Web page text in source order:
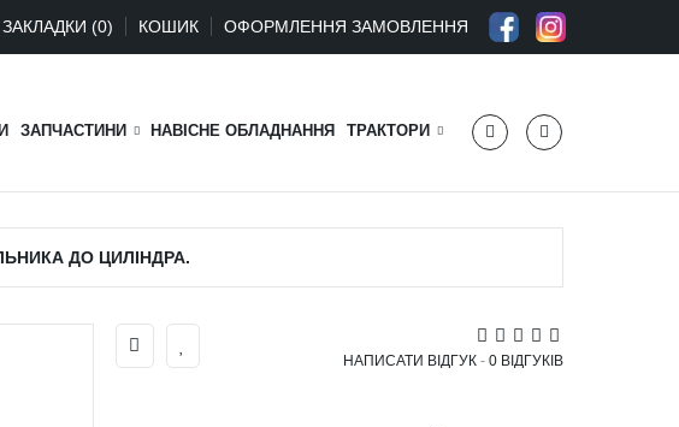
ЗАКЛАДКИ (0) КОШИК ОФОРМЛЕННЯ ЗАМОВЛЕННЯ
ЗАПЧАСТИНИ НАВІСНЕ ОБЛАДНАННЯ ТРАКТОРИ
ДО ЦИЛІНДРА.
НАПИСАТИ ВІДГУК- 0 ВІДГУКІВ